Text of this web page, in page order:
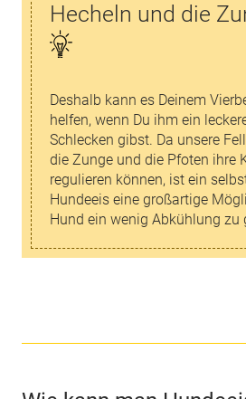
Hecheln und die
Deshalb kann es Deinem
helfen, wenn Du ihm ein
Schlecken gibst. Da unsere
die Zunge und die Pfoten ihre
regulieren können, ist ein
Hundeeis eine großartige
Hund ein wenig Abkühlung zu